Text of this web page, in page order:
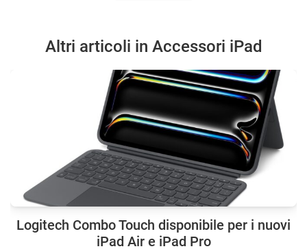
Altri articoli in Accessori iPad
Logitech Combo Touch disponibile per i nuovi
iPad Air e iPad Pro